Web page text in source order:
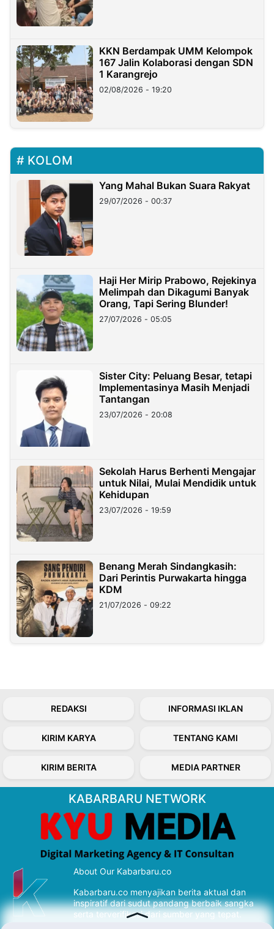
KKN Berdampak UMM Kelompok
167 Jalin Kolaborasi dengan SDN
1 Karangrejo
02/08/2026 - 19:20
KOLOM
Yang Mahal Bukan Suara Rakyat
29/07/2026 - 00:37
Haji Her Mirip Prabowo, Rejekinya
Melimpah dan Dikagumi Banyak
Orang, Tapi Sering Blunder!
27/07/2026 - 05:05
Sister City: Peluang Besar, tetapi
Implementasinya Masih Menjadi
Tantangan
23/07/2026 - 20:08
Sekolah Harus Berhenti Mengajar
untuk Nilai, Mulai Mendidik untuk
Kehidupan
23/07/2026 - 19:59
Benang Merah Sindangkasih:
Dari Perintis Purwakarta hingga
KDM
21/07/2026 - 09:22
REDAKSI INFORMASI IKLAN
KIRIM KARYA TENTANG KAMI
KIRIM BERITA MEDIA PARTNER
KABARBARU NETWORK
About Our Kabarbaru.co
Kabarbaru.co menyajikan berita aktual dan
inspiratif dari sudut pandang berbaik sangka
serta terverifikasi dari sumber yang tepat.